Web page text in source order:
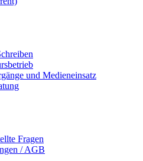
und Medieneinsatz
Fragen
/ AGB